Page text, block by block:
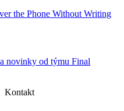
the Phone Without Writing
novinky od týmu Final
Kontakt